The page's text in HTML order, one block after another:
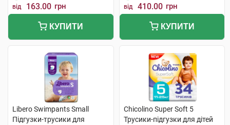
від 163.00 грн
КУПИТИ
від 410.00 грн
КУПИТИ
Libero Swimpants Small
Підгузки-трусики для
Chicolino Super Soft 5
Трусики-підгузки для дітей